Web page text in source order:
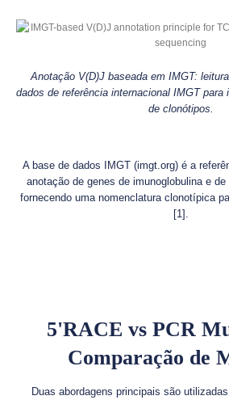
Anotação V(D)J baseada em IMGT:
dados de referência internacional IMGT para
de clonótipos.
A base de dados IMGT (imgt.org) é a
anotação de genes de imunoglobulina e
fornecendo uma nomenclatura clonotípica
[1].
5'RACE vs PCR
Comparação de
Duas abordagens principais são